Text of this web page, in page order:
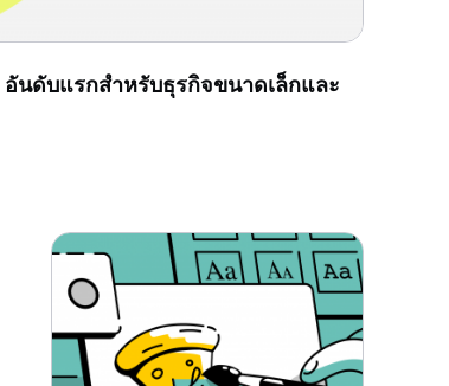
นดับแรกสำหรับธุรกิจขนาดเล็กและ